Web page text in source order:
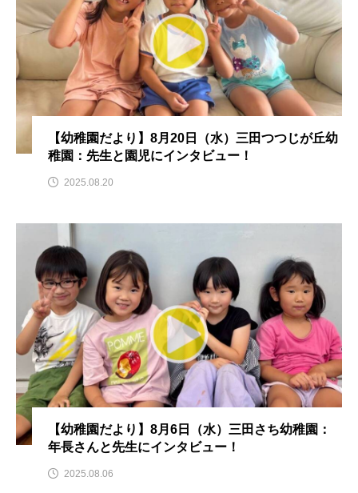
SPOTTED PRODUCTIONS/TWIN
SUNSUNキッズ The Room Next Door
This is SUEKI We Live In Time WICKED
youtube Yukoの子連れハワイ旅珍道中
⻑尾謙杜
『今日の空が一番好き、とまだ言えない僕は』
あいはらひろゆき
あかしあジュニア合唱団「さくらんぼ」
あかしあ台小学校 あじさいコンサート
あの歌を憶えている あめぽったん
【幼稚園だより】8月20日（水）三田つつじが丘幼
稚園：先生と園児にインタビュー！
2025.08.20
【幼稚園だより】8月6日（水）三田さち幼稚園：
年長さんと先生にインタビュー！
2025.08.06